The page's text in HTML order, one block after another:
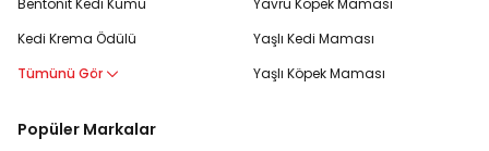
Kedi Krema Ödülü
Tümünü Gör
Yaşlı Kedi Maması
Yaşlı Köpek Maması
Popüler Markalar